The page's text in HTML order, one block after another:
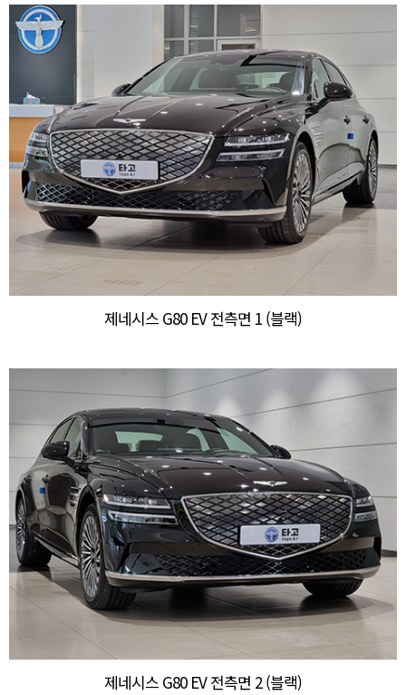
제네시스 G80 EV 전측면 1 (블랙)
제네시스 G80 EV 전측면 2 (블랙)